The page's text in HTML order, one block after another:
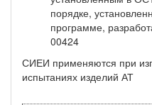
порядке,
программе,
00424
СИЕИ применяются при
испытаниях изделий АТ